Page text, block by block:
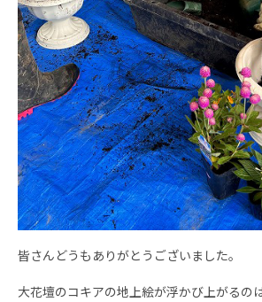
皆さんどうもありがとうございました。
大花壇のコキアの地上絵が浮かび上がるの